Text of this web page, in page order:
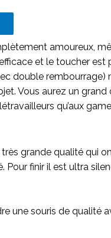
amoureux,
et le toucher est
double rembourrage)
Vous aurez un
qu’aux
grande qualité qui
finir il est ultra
une souris de qualité